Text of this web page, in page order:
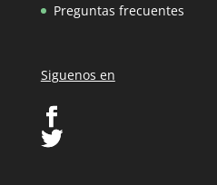
Preguntas frecuentes
Siguenos en